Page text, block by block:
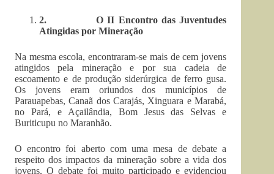
2.O II Encontro das Juventudes
Atingidas por Mineração
Na mesma escola, encontraram-se mais de cem jovens
atingidos pela mineração e por sua cadeia de
escoamento e de produção siderúrgica de ferro gusa.
Os jovens eram oriundos dos municípios de
Parauapebas, Canaã dos Carajás, Xinguara e Marabá,
no Pará, e Açailândia, Bom Jesus das Selvas e
Buriticupu no Maranhão.
O encontro foi aberto com uma mesa de debate a
respeito dos impactos da mineração sobre a vida dos
jovens. O debate foi muito participado e evidenciou